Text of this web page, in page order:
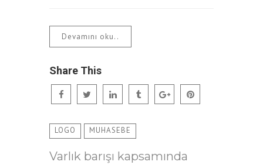
Devamını oku..
Share This
LOGO MUHASEBE
Varlık barışı kapsamında